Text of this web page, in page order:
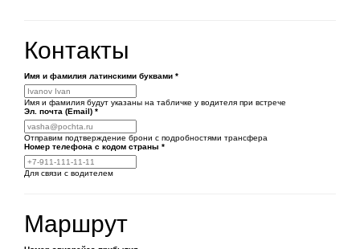
Контакты
Имя и фамилия латинскими буквами *
Имя и фамилия будут указаны на табличке у водителя при встрече
Эл. почта (Email) *
Отправим подтверждение брони с подробностями трансфера
Номер телефона с кодом страны *
Для связи с водителем
Маршрут